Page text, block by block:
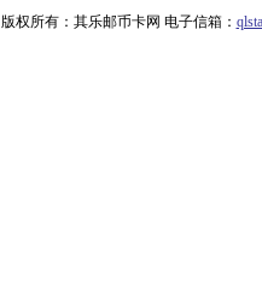
版权所有：其乐邮币卡网 电子信箱：